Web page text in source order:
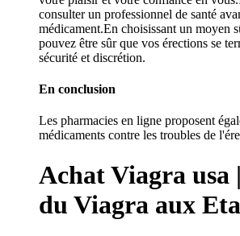
consulter un professionnel de santé
médicament.En choisissant un moyen
pouvez être sûr que vos érections se
sécurité et discrétion.
En conclusion
Les pharmacies en ligne proposent
médicaments contre les troubles de
Achat Viagra usa
du Viagra aux